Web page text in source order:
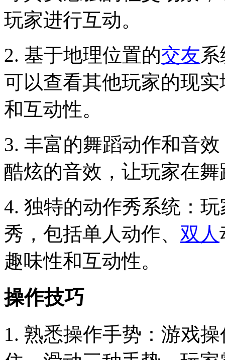
玩家进行互动。
2. 基于地理位置的交友
可以查看其他玩家的现
和互动性。
3. 丰富的舞蹈动作和音
酷炫的音效，让玩家在
4. 独特的动作秀系统：
秀，包括单人动作、 双人
趣味性和互动性。
操作技巧
1. 熟悉操作手势：游戏